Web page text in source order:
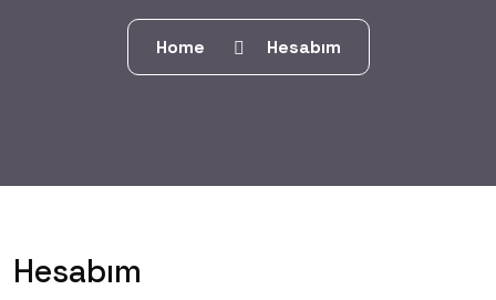
Home Hesabım
Hesabım